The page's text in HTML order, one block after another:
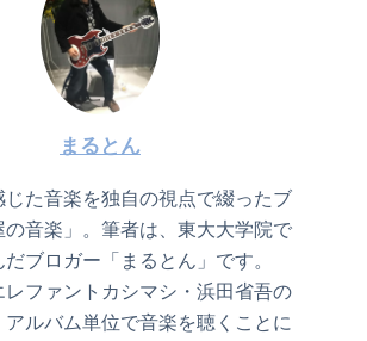
まるとん
じた音楽を独自の視点で綴ったブ
の音楽」。筆者は、東大大学院で
ブロガー「まるとん」です。
レファントカシマシ・浜田省吾の
ルバム単位で音楽を聴くことに